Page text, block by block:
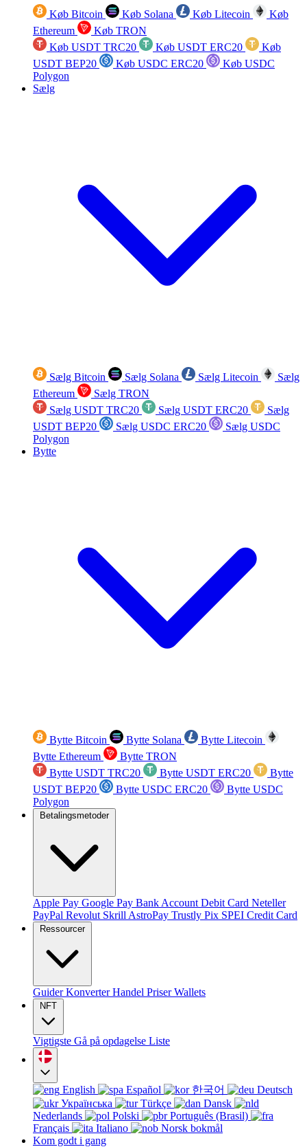
Køb Bitcoin Køb Solana Køb Litecoin
Køb
Ethereum
Køb TRON
Køb USDT TRC20
Køb USDT ERC20
Køb
USDT BEP20
Køb USDC ERC20
Køb USDC
Polygon
Sælg
Sælg Bitcoin Sælg Solana Sælg Litecoin
Sælg
Ethereum
Sælg TRON
Sælg USDT TRC20
Sælg USDT ERC20
Sælg
USDT BEP20
Sælg USDC ERC20
Sælg USDC
Polygon
Bytte
Bytte Bitcoin Bytte Solana
Bytte Litecoin
Bytte Ethereum
Bytte TRON
Bytte USDT TRC20
Bytte USDT ERC20
Bytte
USDT BEP20
Bytte USDC ERC20
Bytte USDC
Polygon
Betalingsmetoder
Apple Pay Google Pay Bank Account Debit Card Neteller
PayPal Revolut Skrill AstroPay Trustly Pix SPEI Credit Card
Ressourcer
GuiderKonverterHandel PriserWallets
NFT
Vigtigste Gå på opdagelse Liste
English Español 한국어
Deutsch
Українська
Türkçe
Dansk
Nederlands
Polski
Português (Brasil)
Français
Italiano
Norsk bokmål
Kom godt i gang